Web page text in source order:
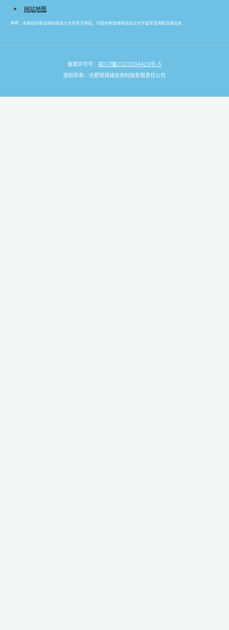
网站地图
声明：本网站非新加坡科技设计大学官方网站，只提供新加坡科技设计大学留学咨询和办理业务.
备案许可号： 皖ICP备2023004429号-5
版权所有：合肥锦琇城信息科技有限责任公司